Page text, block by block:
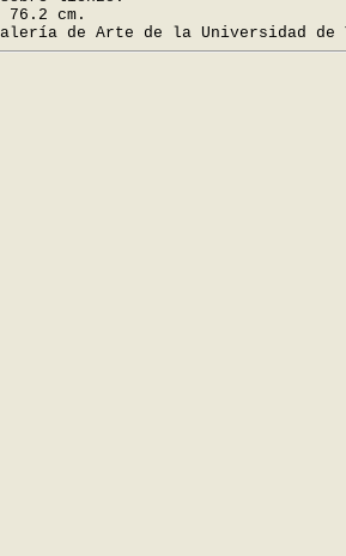
cm.
de Arte de la Universidad de